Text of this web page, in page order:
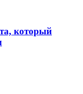
который